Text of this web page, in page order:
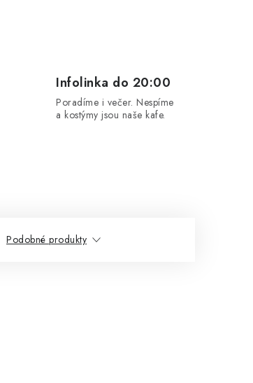
Infolinka do 20:00
Poradíme i večer. Nespíme
a kostýmy jsou naše kafe.
Podobné produkty